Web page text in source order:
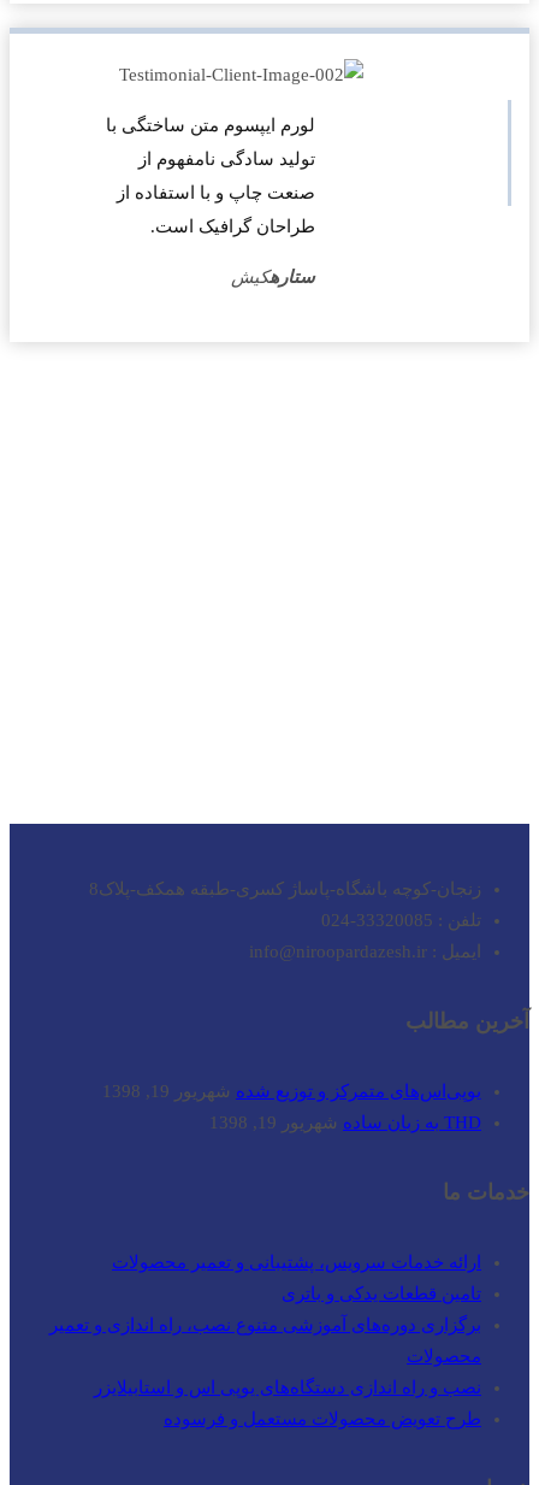
لورم ایپسوم متن ساختگی با
تولید سادگی نامفهوم از
صنعت چاپ و با استفاده از
طراحان گرافیک است.
ستارهکیش
زنجان-کوچه باشگاه-پاساژ کسری-طبقه همکف-پلاک8
تلفن : 33320085-024
ایمیل : info@niroopardazesh.ir
آخرین مطالب
یوپی‌اس‌های متمرکز و توزیع شده شهریور 19, 1398
THD به زبان ساده
شهریور 19, 1398
خدمات ما
ارائه خدمات سرویس، پشتیبانی و تعمیر محصولات
تامین قطعات یدکی و باتری
برگزاری دوره‌های آموزشی متنوع نصب، راه اندازی و تعمیر
محصولات
نصب و راه‌ اندازی دستگاه‌های یوپی اس و استابیلایزر
طرح تعویض محصولات مستعمل و فرسوده